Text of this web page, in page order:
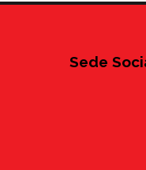
Sede